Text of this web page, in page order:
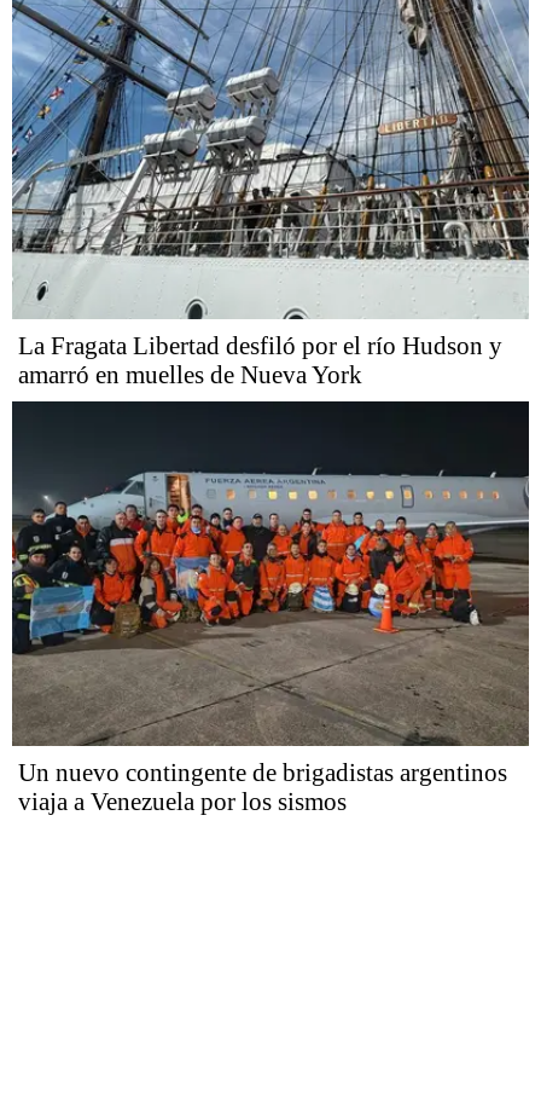
La Fragata Libertad desfiló por el río Hudson y
amarró en muelles de Nueva York
Un nuevo contingente de brigadistas argentinos
viaja a Venezuela por los sismos